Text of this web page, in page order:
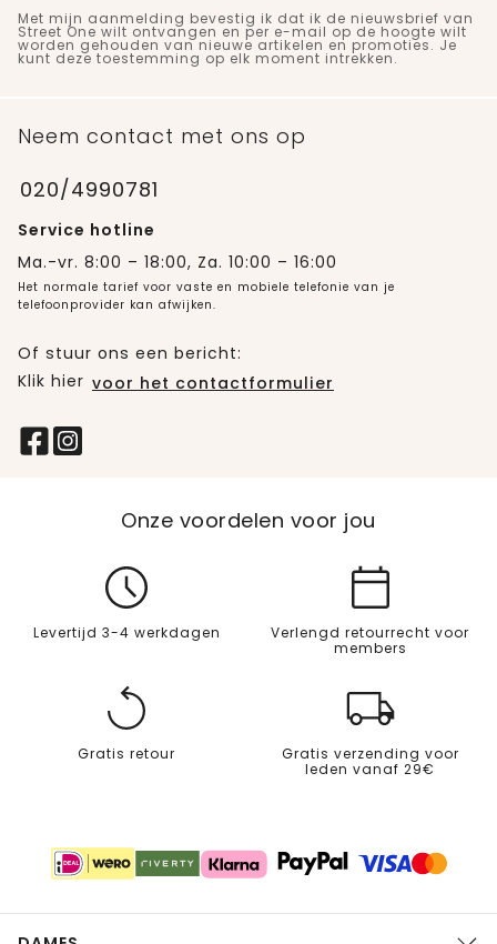
Met mijn aanmelding bevestig ik dat ik de nieuwsbrief van
Street One wilt ontvangen en per e-mail op de hoogte wilt
worden gehouden van nieuwe artikelen en promoties. Je
kunt deze toestemming op elk moment intrekken.
Neem contact met ons op
020/4990781
Service hotline
Ma.-vr. 8:00 – 18:00, Za. 10:00 – 16:00
Het normale tarief voor vaste en mobiele telefonie van je
telefoonprovider kan afwijken.
Of stuur ons een bericht:
Klik hier voor het contactformulier
Onze voordelen voor jou
Levertijd 3-4 werkdagen
Verlengd retourrecht voor
members
Gratis retour
Gratis verzending voor
leden vanaf 29€